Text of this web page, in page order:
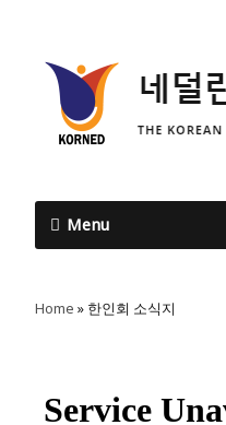
Menu
Home » 한인회 소식지